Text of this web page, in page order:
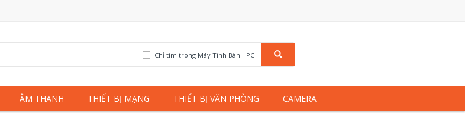
Chỉ tìm trong Máy Tính Bàn - PC
ÂM THANH THIẾT BỊ MẠNG THIẾT BỊ VĂN PHÒNG CAMERA